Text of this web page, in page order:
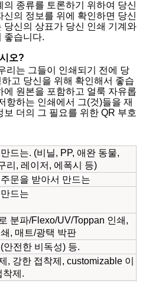
종류를 토론하기 위하여 당신
의 정보를 위에 확인하면 당신
당신의 상표가 당신 인쇄 기계와
좋습니다.
오?
리는 그들이 인쇄되기 전에 당
고 당신을 위해 확인해서 좋습
에 원본을 포함하고 얼룩 자유롭
항하는 인쇄에서 그(것)들을 재
더의 그 필요를 위한 QR 부호
드는. (비닐, PP, 애완 동물,
리, 레이저, 에폭시 등)
문을 받아서 만드는
드는
분파/Flexo/UV/Toppan 인쇄,
, 매트/광택 박판
(안전한 비독성) 등.
, 강한 접착제, customizable 이
착제.